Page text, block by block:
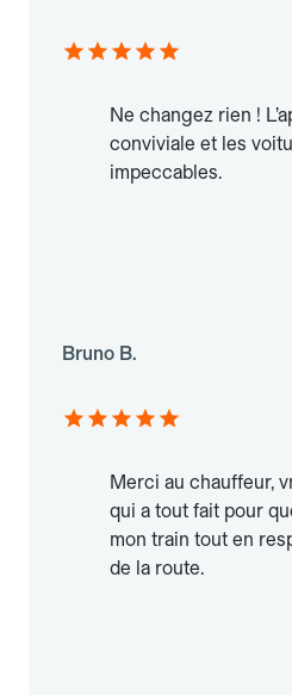
Ne changez rien !
conviviale et les
impeccables.
Bruno B.
Merci au chauffeur,
qui a tout fait pour
mon train tout en
de la route.